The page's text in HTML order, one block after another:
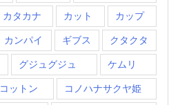
カタカナ カット カップ
カンパイ ギブス クタクタ
グジュグジュ ケムリ
コットン コノハナサクヤ姫